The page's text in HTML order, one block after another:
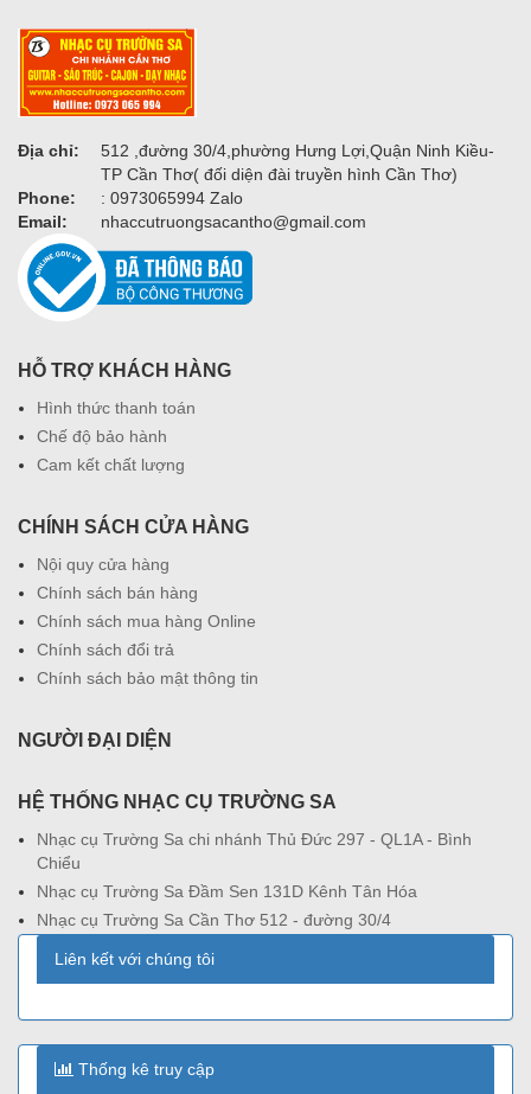
Địa chỉ:
512 ,đường 30/4,phường Hưng Lợi,Quận Ninh Kiều-
TP Cần Thơ( đối diện đài truyền hình Cần Thơ)
Phone:
: 0973065994 Zalo
Email:
nhaccutruongsacantho@gmail.com
HỖ TRỢ KHÁCH HÀNG
Hình thức thanh toán
Chế độ bảo hành
Cam kết chất lượng
CHÍNH SÁCH CỬA HÀNG
Nội quy cửa hàng
Chính sách bán hàng
Chính sách mua hàng Online
Chính sách đổi trả
Chính sách bảo mật thông tin
NGƯỜI ĐẠI DIỆN
HỆ THỐNG NHẠC CỤ TRƯỜNG SA
Nhạc cụ Trường Sa chi nhánh Thủ Đức 297 - QL1A - Bình
Chiểu
Nhạc cụ Trường Sa Đầm Sen 131D Kênh Tân Hóa
Nhạc cụ Trường Sa Cần Thơ 512 - đường 30/4
Liên kết với chúng tôi
Thống kê truy cập